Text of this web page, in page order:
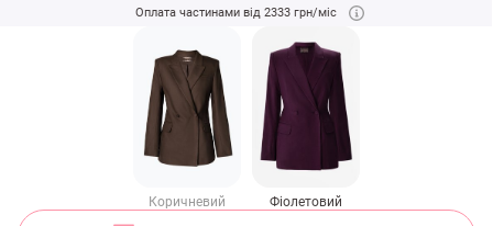
Оплата частинами від 2333 грн/міс
Коричневий Фіолетовий
Двобортний жакет з поясом у винному відтінку (арт. 48510) ♡